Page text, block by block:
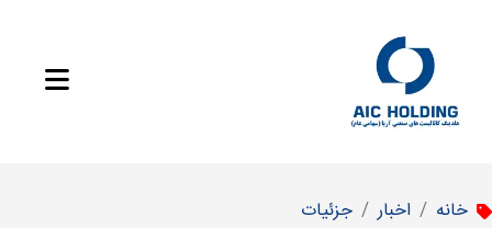
خانه اخبار جزئیات